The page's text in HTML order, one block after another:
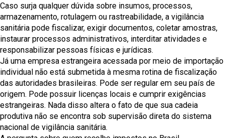
Caso surja qualquer dúvida sobre insumos, processos,
armazenamento, rotulagem ou rastreabilidade, a vigilância
sanitária pode fiscalizar, exigir documentos, coletar amostras,
instaurar processos administrativos, interditar atividades e
responsabilizar pessoas físicas e jurídicas.
Já uma empresa estrangeira acessada por meio de importação
individual não está submetida à mesma rotina de fiscalização
das autoridades brasileiras. Pode ser regular em seu país de
origem. Pode possuir licenças locais e cumprir exigências
estrangeiras. Nada disso altera o fato de que sua cadeia
produtiva não se encontra sob supervisão direta do sistema
nacional de vigilância sanitária.